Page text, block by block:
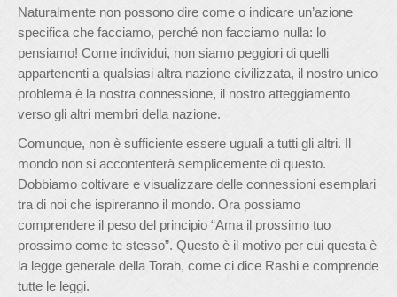
Naturalmente non possono dire come o indicare un’azione
specifica che facciamo, perché non facciamo nulla: lo
pensiamo! Come individui, non siamo peggiori di quelli
appartenenti a qualsiasi altra nazione civilizzata, il nostro unico
problema è la nostra connessione, il nostro atteggiamento
verso gli altri membri della nazione.
Comunque, non è sufficiente essere uguali a tutti gli altri. Il
mondo non si accontenterà semplicemente di questo.
Dobbiamo coltivare e visualizzare delle connessioni esemplari
tra di noi che ispireranno il mondo. Ora possiamo
comprendere il peso del principio “Ama il prossimo tuo
prossimo come te stesso”. Questo è il motivo per cui questa è
la legge generale della Torah, come ci dice Rashi e comprende
tutte le leggi.